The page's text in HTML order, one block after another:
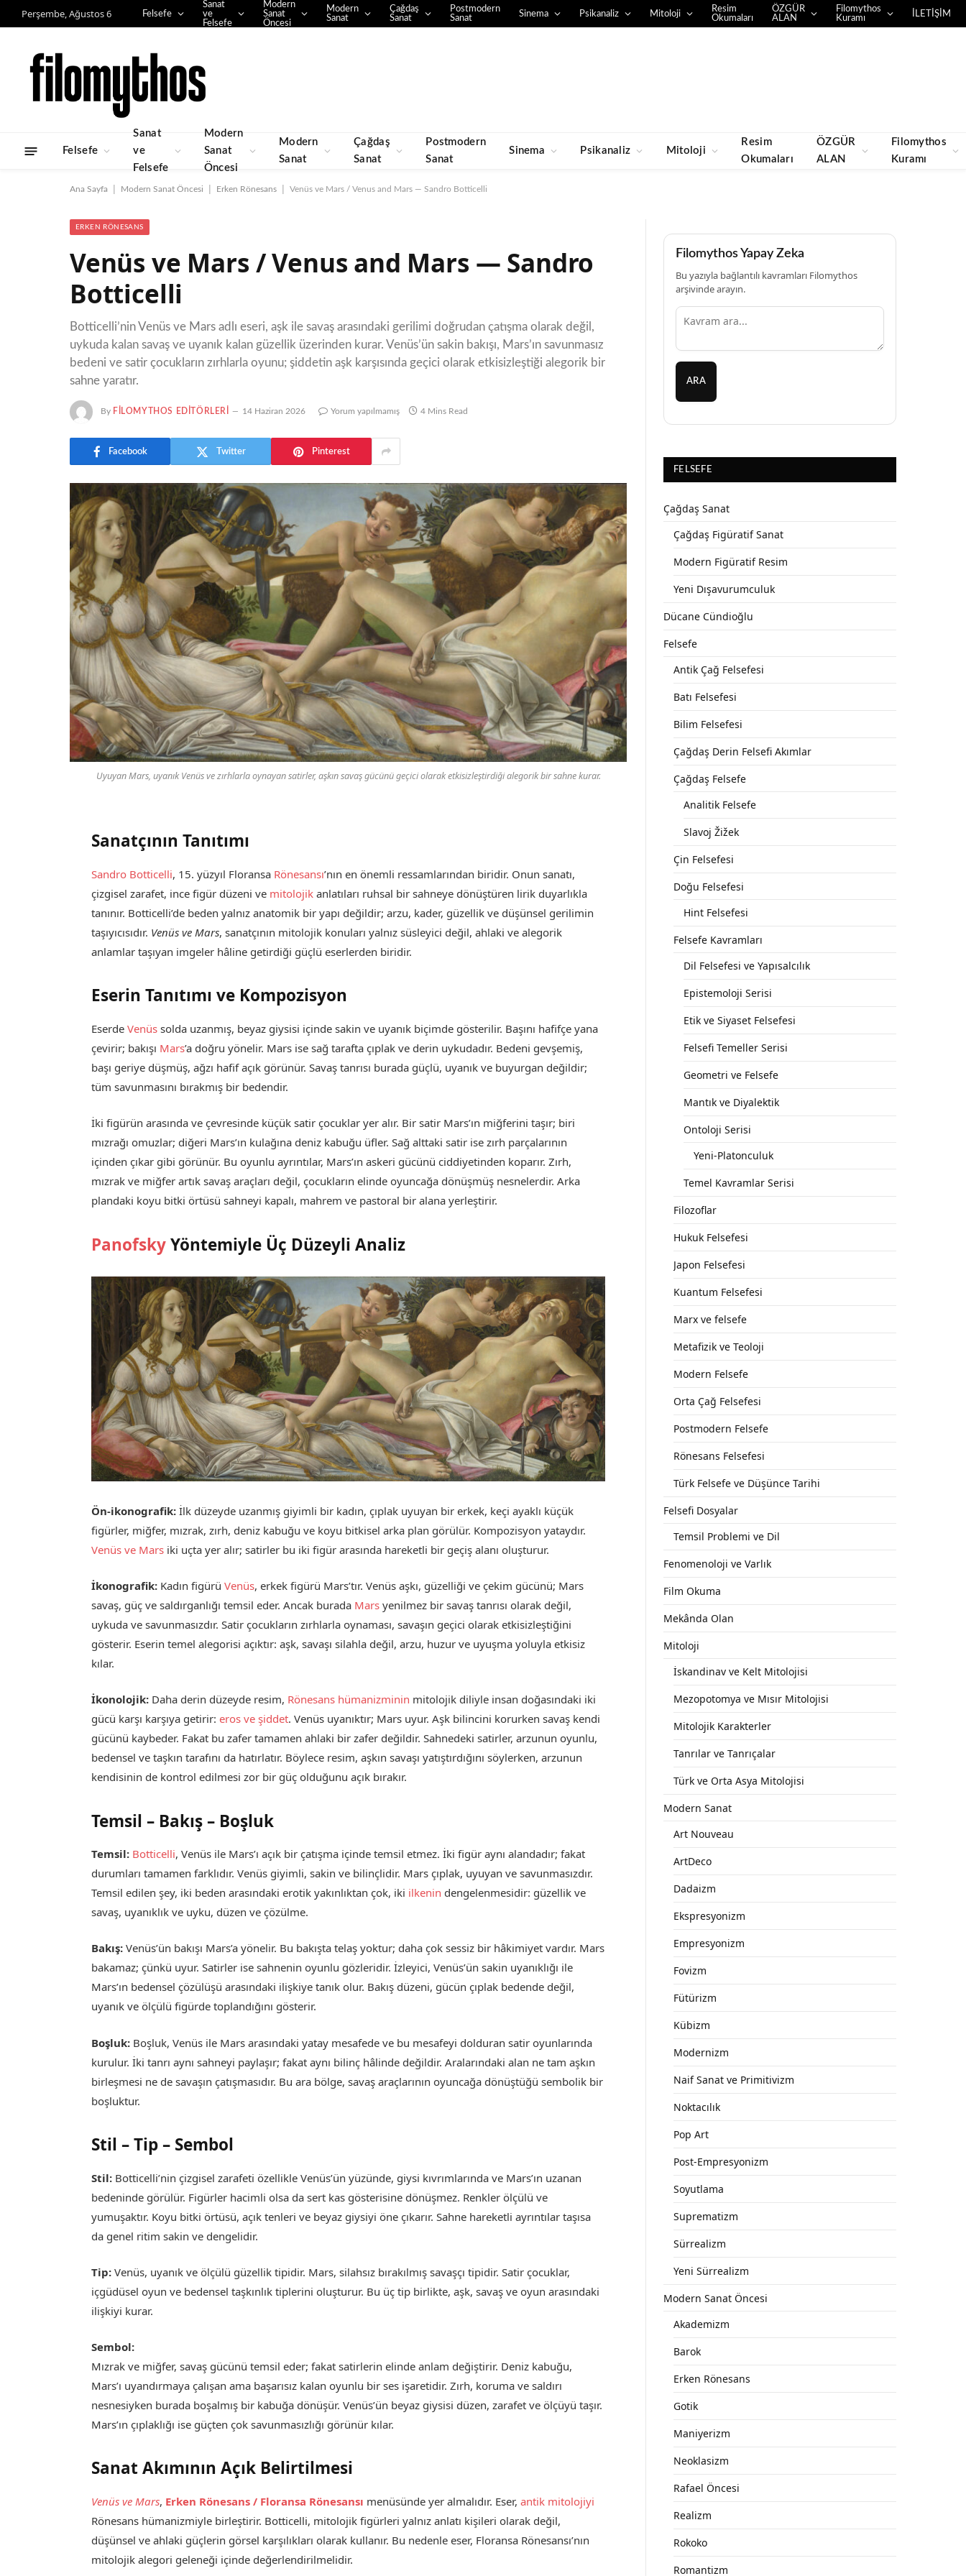
Perşembe, Ağustos 6 Felsefe
Sanat
ve
Felsefe
Modern
Sanat
Öncesi
Modern
Sanat
Çağdaş
Sanat
Postmodern
Sanat
Sinema Psikanaliz Mitoloji
Resim
Okumaları
ÖZGÜR
ALAN
Filomythos
Kuramı
İLETİŞİM
Felsefe
Sanat
ve
Felsefe
Modern
Sanat
Öncesi
Modern
Sanat
Çağdaş
Sanat
Postmodern
Sanat
Sinema Psikanaliz Mitoloji
Resim
Okumaları
ÖZGÜR
ALAN
Filomythos
Kuramı
Ana Sayfa Modern Sanat Öncesi Erken Rönesans Venüs ve Mars / Venus and Mars — Sandro Botticelli
ERKEN RÖNESANS
Venüs ve Mars / Venus and Mars — Sandro
Botticelli
Botticelli’nin Venüs ve Mars adlı eseri, aşk ile savaş arasındaki gerilimi doğrudan çatışma olarak değil,
uykuda kalan savaş ve uyanık kalan güzellik üzerinden kurar. Venüs’ün sakin bakışı, Mars’ın savunmasız
bedeni ve satir çocukların zırhlarla oyunu; şiddetin aşk karşısında geçici olarak etkisizleştiği alegorik bir
sahne yaratır.
By FILOMYTHOS EDITÖRLERI 14 Haziran 2026 Yorum yapılmamış 4 Mins Read
Facebook Twitter Pinterest
Uyuyan Mars, uyanık Venüs ve zırhlarla oynayan satirler, aşkın savaş gücünü geçici olarak etkisizleştirdiği alegorik bir sahne kurar.
Sanatçının Tanıtımı
Sandro Botticelli, 15. yüzyıl Floransa Rönesansı’nın en önemli ressamlarından biridir. Onun sanatı,
çizgisel zarafet, ince figür düzeni ve mitolojik anlatıları ruhsal bir sahneye dönüştüren lirik duyarlıkla
tanınır. Botticelli’de beden yalnız anatomik bir yapı değildir; arzu, kader, güzellik ve düşünsel gerilimin
taşıyıcısıdır. Venüs ve Mars, sanatçının mitolojik konuları yalnız süsleyici değil, ahlaki ve alegorik
anlamlar taşıyan imgeler hâline getirdiği güçlü eserlerden biridir.
Eserin Tanıtımı ve Kompozisyon
EserdeVenüs solda uzanmış, beyaz giysisi içinde sakin ve uyanık biçimde gösterilir. Başını hafifçe yana
çevirir; bakışı Mars’a doğru yönelir. Mars ise sağ tarafta çıplak ve derin uykudadır. Bedeni gevşemiş,
başı geriye düşmüş, ağzı hafif açık görünür. Savaş tanrısı burada güçlü, uyanık ve buyurgan değildir;
tüm savunmasını bırakmış bir bedendir.
İki figürün arasında ve çevresinde küçük satir çocuklar yer alır. Bir satir Mars’ın miğferini taşır; biri
mızrağı omuzlar; diğeri Mars’ın kulağına deniz kabuğu üfler. Sağ alttaki satir ise zırh parçalarının
içinden çıkar gibi görünür. Bu oyunlu ayrıntılar, Mars’ın askeri gücünü ciddiyetinden koparır. Zırh,
mızrak ve miğfer artık savaş araçları değil, çocukların elinde oyuncağa dönüşmüş nesnelerdir. Arka
plandaki koyu bitki örtüsü sahneyi kapalı, mahrem ve pastoral bir alana yerleştirir.
PanofskyYöntemiyle Üç Düzeyli Analiz
Ön-ikonografik: İlk düzeyde uzanmış giyimli bir kadın, çıplak uyuyan bir erkek, keçi ayaklı küçük
figürler, miğfer, mızrak, zırh, deniz kabuğu ve koyu bitkisel arka plan görülür. Kompozisyon yataydır.
Venüs ve Mars iki uçta yer alır; satirler bu iki figür arasında hareketli bir geçiş alanı oluşturur.
İkonografik: Kadın figürüVenüs, erkek figürü Mars’tır. Venüs aşkı, güzelliği ve çekim gücünü; Mars
savaş, güç ve saldırganlığı temsil eder. Ancak burada Marsyenilmez bir savaş tanrısı olarak değil,
uykuda ve savunmasızdır. Satir çocukların zırhlarla oynaması, savaşın geçici olarak etkisizleştiğini
gösterir. Eserin temel alegorisi açıktır: aşk, savaşı silahla değil, arzu, huzur ve uyuşma yoluyla etkisiz
kılar.
İkonolojik: Daha derin düzeyde resim, Rönesans hümanizminin mitolojik diliyle insan doğasındaki iki
gücü karşı karşıya getirir: eros ve şiddet. Venüs uyanıktır; Mars uyur. Aşk bilincini korurken savaş kendi
gücünü kaybeder. Fakat bu zafer tamamen ahlaki bir zafer değildir. Sahnedeki satirler, arzunun oyunlu,
bedensel ve taşkın tarafını da hatırlatır. Böylece resim, aşkın savaşı yatıştırdığını söylerken, arzunun
kendisinin de kontrol edilmesi zor bir güç olduğunu açık bırakır.
Temsil – Bakış – Boşluk
Temsil: Botticelli, Venüs ile Mars’ı açık bir çatışma içinde temsil etmez. İki figür aynı alandadır; fakat
durumları tamamen farklıdır. Venüs giyimli, sakin ve bilinçlidir. Mars çıplak, uyuyan ve savunmasızdır.
Temsil edilen şey, iki beden arasındaki erotik yakınlıktan çok, iki ilkenin dengelenmesidir: güzellik ve
savaş, uyanıklık ve uyku, düzen ve çözülme.
Bakış: Venüs’ün bakışı Mars’a yönelir. Bu bakışta telaş yoktur; daha çok sessiz bir hâkimiyet vardır. Mars
bakamaz; çünkü uyur. Satirler ise sahnenin oyunlu gözleridir. İzleyici, Venüs’ün sakin uyanıklığı ile
Mars’ın bedensel çözülüşü arasındaki ilişkiye tanık olur. Bakış düzeni, gücün çıplak bedende değil,
uyanık ve ölçülü figürde toplandığını gösterir.
Boşluk: Boşluk, Venüs ile Mars arasındaki yatay mesafede ve bu mesafeyi dolduran satir oyunlarında
kurulur. İki tanrı aynı sahneyi paylaşır; fakat aynı bilinç hâlinde değildir. Aralarındaki alan ne tam aşkın
birleşmesi ne de savaşın çatışmasıdır. Bu ara bölge, savaş araçlarının oyuncağa dönüştüğü sembolik bir
boşluktur.
Stil – Tip – Sembol
Stil: Botticelli’nin çizgisel zarafeti özellikle Venüs’ün yüzünde, giysi kıvrımlarında ve Mars’ın uzanan
bedeninde görülür. Figürler hacimli olsa da sert kas gösterisine dönüşmez. Renkler ölçülü ve
yumuşaktır. Koyu bitki örtüsü, açık tenleri ve beyaz giysiyi öne çıkarır. Sahne hareketli ayrıntılar taşısa
da genel ritim sakin ve dengelidir.
Tip: Venüs, uyanık ve ölçülü güzellik tipidir. Mars, silahsız bırakılmış savaşçı tipidir. Satir çocuklar,
içgüdüsel oyun ve bedensel taşkınlık tiplerini oluşturur. Bu üç tip birlikte, aşk, savaş ve oyun arasındaki
ilişkiyi kurar.
Sembol:
Mızrak ve miğfer, savaş gücünü temsil eder; fakat satirlerin elinde anlam değiştirir. Deniz kabuğu,
Mars’ı uyandırmaya çalışan ama başarısız kalan oyunlu bir ses işaretidir. Zırh, koruma ve saldırı
nesnesiyken burada boşalmış bir kabuğa dönüşür. Venüs’ün beyaz giysisi düzen, zarafet ve ölçüyü taşır.
Mars’ın çıplaklığı ise güçten çok savunmasızlığı görünür kılar.
Sanat Akımının Açık Belirtilmesi
Venüs ve Mars, Erken Rönesans / Floransa Rönesansı menüsünde yer almalıdır. Eser,antik mitolojiyi
Rönesans hümanizmiyle birleştirir. Botticelli, mitolojik figürleri yalnız anlatı kişileri olarak değil,
düşünsel ve ahlaki güçlerin görsel karşılıkları olarak kullanır. Bu nedenle eser, Floransa Rönesansı’nın
mitolojik alegori geleneği içinde değerlendirilmelidir.
Filomythos Yapay Zeka
Bu yazıyla bağlantılı kavramları Filomythos
arşivinde arayın.
ARA
FELSEFE
Çağdaş Sanat
Çağdaş Figüratif Sanat
Modern Figüratif Resim
Yeni Dışavurumculuk
Dücane Cündioğlu
Felsefe
Antik Çağ Felsefesi
Batı Felsefesi
Bilim Felsefesi
Çağdaş Derin Felsefi Akımlar
Çağdaş Felsefe
Analitik Felsefe
Slavoj Žižek
Çin Felsefesi
Doğu Felsefesi
Hint Felsefesi
Felsefe Kavramları
Dil Felsefesi ve Yapısalcılık
Epistemoloji Serisi
Etik ve Siyaset Felsefesi
Felsefi Temeller Serisi
Geometri ve Felsefe
Mantık ve Diyalektik
Ontoloji Serisi
Yeni-Platonculuk
Temel Kavramlar Serisi
Filozoflar
Hukuk Felsefesi
Japon Felsefesi
Kuantum Felsefesi
Marx ve felsefe
Metafizik ve Teoloji
Modern Felsefe
Orta Çağ Felsefesi
Postmodern Felsefe
Rönesans Felsefesi
Türk Felsefe ve Düşünce Tarihi
Felsefi Dosyalar
Temsil Problemi ve Dil
Fenomenoloji ve Varlık
Film Okuma
Mekânda Olan
Mitoloji
İskandinav ve Kelt Mitolojisi
Mezopotomya ve Mısır Mitolojisi
Mitolojik Karakterler
Tanrılar ve Tanrıçalar
Türk ve Orta Asya Mitolojisi
Modern Sanat
Art Nouveau
ArtDeco
Dadaizm
Ekspresyonizm
Empresyonizm
Fovizm
Fütürizm
Kübizm
Modernizm
Naif Sanat ve Primitivizm
Noktacılık
Pop Art
Post-Empresyonizm
Soyutlama
Suprematizm
Sürrealizm
Yeni Sürrealizm
Modern Sanat Öncesi
Akademizm
Barok
Erken Rönesans
Gotik
Maniyerizm
Neoklasizm
Rafael Öncesi
Realizm
Rokoko
Romantizm